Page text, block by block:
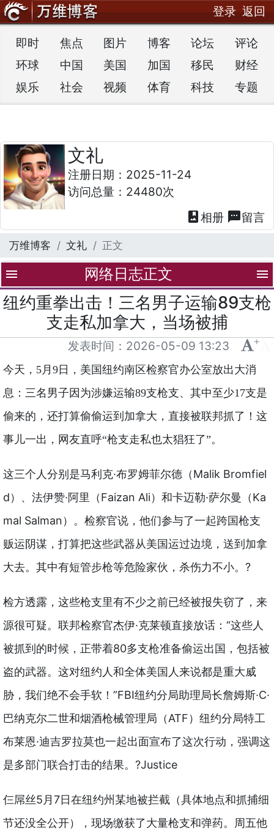
登录 返回
即时 焦点 图片 博客 论坛
评论
环球
中国 美国 加国 移民
财经
娱乐
社会 视频 体育 科技 专题
文礼
注册日期：2025-11-24
访问总量：24480次
photo_album 相册 textsms留言
万维博客 文礼 正文
menu 网络日志正文 menu
纽约重拳出击！三名男子运输89支枪
支走私加拿大，当场被捕
发表时间： 2026-05-09 13:23 +
今天，5月9日，美国纽约南区检察官办公室放出大消
息：三名男子因为涉嫌运输89支枪支、其中至少17支是
偷来的，还打算偷偷运到加拿大，直接被联邦抓了！这
事儿一出，网友直呼“枪支走私也太猖狂了”。
这三个人分别是马利克·布罗姆菲尔德（Malik Bromfiel
d）、法伊赞·阿里（Faizan Ali）和卡迈勒·萨尔曼（Ka
mal Salman）。检察官说，他们参与了一起跨国枪支
贩运阴谋，打算把这些武器从美国运过边境，送到加拿
大去。其中有短管步枪等危险家伙，杀伤力不小。?
检方透露，这些枪支里有不少之前已经被报失窃了，来
源很可疑。联邦检察官杰伊·克莱顿直接放话：“这些人
被抓到的时候，正带着80多支枪准备偷运出国，包括被
盗的武器。这对纽约人和全体美国人来说都是重大威
胁，我们绝不会手软！”FBI纽约分局助理局长詹姆斯·C·
巴纳克尔二世和烟酒枪械管理局（ATF）纽约分局特工
布莱恩·迪吉罗拉莫也一起出面宣布了这次行动，强调这
是多部门联合打击的结果。?Justice
仨屌丝5月7日在纽约州某地被拦截（具体地点和抓捕细
节还没全公开），现场缴获了大量枪支和弹药。周五他